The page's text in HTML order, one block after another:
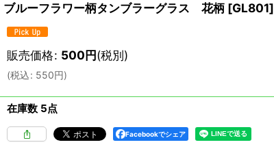
ブルーフラワー柄タンブラーグラス 花柄 [GL801]
販売価格: 500円(税別)
(税込: 550円)
在庫数 5点
Facebookでシェア